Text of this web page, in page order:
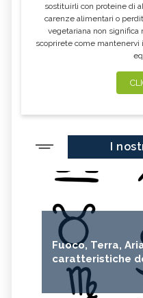
sostituirli con proteine di
carenze alimentari o
vegetariana non significa
scoprirete come
I
Fuoco, Terra,
caratteristiche